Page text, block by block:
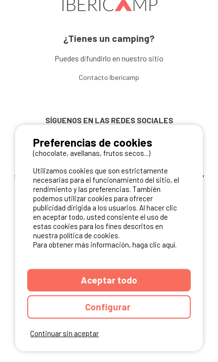
¿Tienes un camping?
Puedes difundirlo en nuestro sitio
Contacto Ibericamp
SÍGUENOS EN LAS REDES SOCIALES
¡ Y NO TE PIERDAS NUESTRASOFERTAS, CONCURSOS Y
NOVEDADESINSCRIBIÉNDOTE A NUESTRA
NEWSLETTER!
ME INSCRIBO
Continuar sin aceptar
Preferencias de cookies
(chocolate, avellanas, frutos secos...)
Utilizamos cookies que son estrictamente
necesarias para el funcionamiento del sitio, el
rendimiento y las preferencias. También
podemos utilizar cookies para ofrecer
publicidad dirigida a los usuarios. Al hacer clic
en aceptar todo, usted consiente el uso de
estas cookies para los fines descritos en
nuestra política de cookies.
Para obtener más información, haga clic aquí.
Aceptar todo
Configurar